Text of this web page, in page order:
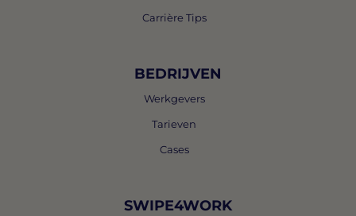
Carrière Tips
BEDRIJVEN
Werkgevers
Tarieven
Cases
SWIPE4WORK